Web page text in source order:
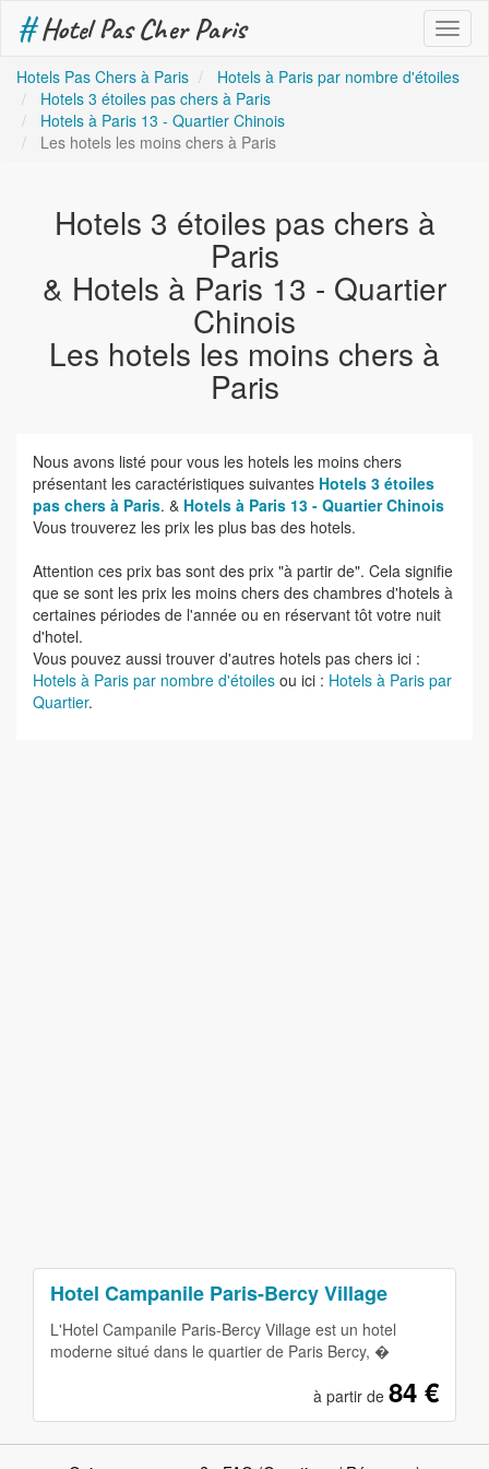
#Hotel Pas Cher Paris
Hotels Pas Chers à Paris
Hotels à Paris par nombre d'étoiles
Hotels 3 étoiles pas chers à Paris
Hotels à Paris 13 - Quartier Chinois
Les hotels les moins chers à Paris
Hotels 3 étoiles pas chers à
Paris
& Hotels à Paris 13 - Quartier
Chinois
Les hotels les moins chers à
Paris
Nous avons listé pour vous les hotels les moins chers
présentant les caractéristiques suivantes Hotels 3 étoiles
pas chers à Paris. & Hotels à Paris 13 - Quartier Chinois
Vous trouverez les prix les plus bas des hotels.
Attention ces prix bas sont des prix "à partir de". Cela signifie
que se sont les prix les moins chers des chambres d'hotels à
certaines périodes de l'année ou en réservant tôt votre nuit
d'hotel.
Vous pouvez aussi trouver d'autres hotels pas chers ici :
Hotels à Paris par nombre d'étoiles ou ici : Hotels à Paris par
Quartier.
Hotel Campanile Paris-Bercy Village
L'Hotel Campanile Paris-Bercy Village est un hotel
moderne situé dans le quartier de Paris Bercy, �
à partir de 84 €